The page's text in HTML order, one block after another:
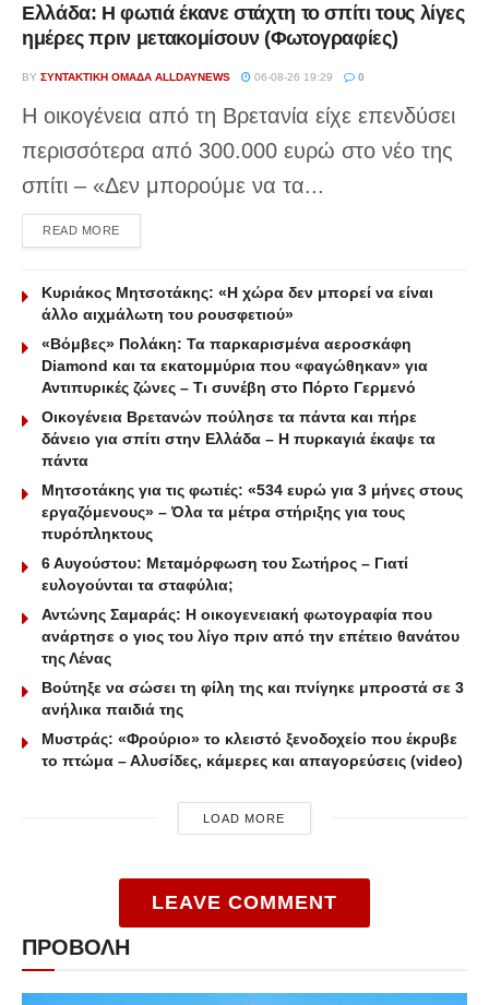
Ελλάδα: Η φωτιά έκανε στάχτη το σπίτι τους λίγες
ημέρες πριν μετακομίσουν (Φωτογραφίες)
BY ΣΥΝΤΑΚΤΙΚΉ ΟΜΆΔΑ ALLDAYNEWS 06-08-26 19:29 0
Η οικογένεια από τη Βρετανία είχε επενδύσει
περισσότερα από 300.000 ευρώ στο νέο της
σπίτι – «Δεν μπορούμε να τα...
READ MOREDETAILS
Κυριάκος Μητσοτάκης: «Η χώρα δεν μπορεί να είναι
άλλο αιχμάλωτη του ρουσφετιού»
«Βόμβες» Πολάκη: Τα παρκαρισμένα αεροσκάφη
Diamond και τα εκατομμύρια που «φαγώθηκαν» για
Αντιπυρικές ζώνες – Τι συνέβη στο Πόρτο Γερμενό
Οικογένεια Βρετανών πούλησε τα πάντα και πήρε
δάνειο για σπίτι στην Ελλάδα – Η πυρκαγιά έκαψε τα
πάντα
Μητσοτάκης για τις φωτιές: «534 ευρώ για 3 μήνες στους
εργαζόμενους» – Όλα τα μέτρα στήριξης για τους
πυρόπληκτους
6 Αυγούστου: Μεταμόρφωση του Σωτήρος – Γιατί
ευλογούνται τα σταφύλια;
Αντώνης Σαμαράς: Η οικογενειακή φωτογραφία που
ανάρτησε ο γιος του λίγο πριν από την επέτειο θανάτου
της Λένας
Βούτηξε να σώσει τη φίλη της και πνίγηκε μπροστά σε 3
ανήλικα παιδιά της
Μυστράς: «Φρούριο» το κλειστό ξενοδοχείο που έκρυβε
το πτώμα – Αλυσίδες, κάμερες και απαγορεύσεις (video)
LOAD MORE
LEAVE COMMENT
ΠΡΟΒΟΛΗ